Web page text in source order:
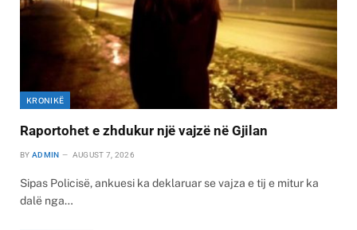
KRONIKË
Raportohet e zhdukur një vajzë në Gjilan
BY ADMIN AUGUST 7, 2026
Sipas Policisë, ankuesi ka deklaruar se vajza e tij e mitur ka
dalë nga…